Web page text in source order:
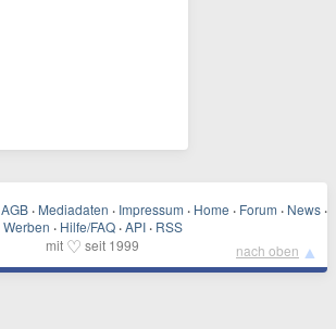
AGB · Mediadaten · Impressum · Home · Forum · News ·
Werben · Hilfe/FAQ · API · RSS
mit ♡ seit 1999 nach oben ▲